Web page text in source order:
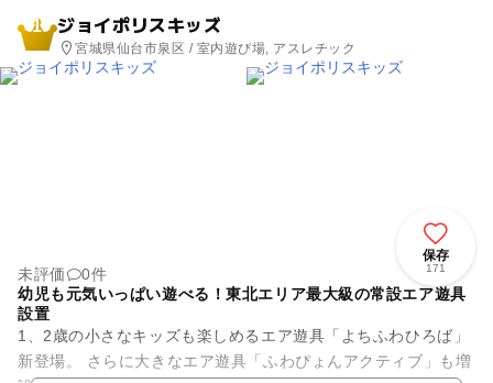
1 ジョイポリスキッズ
宮城県仙台市泉区 / 室内遊び場, アスレチック
保存
171
未評価
0件
幼児も元気いっぱい遊べる！東北エリア最大級の常設エア遊具
設置
1、2歳の小さなキッズも楽しめるエア遊具「よちふわひろば」
新登場。 さらに大きなエア遊具「ふわぴょんアクティブ」も増